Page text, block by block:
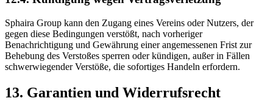
Sphaira Group kann den Zugang eines Vereins oder Nutzers, der
gegen diese Bedingungen verstößt, nach vorheriger
Benachrichtigung und Gewährung einer angemessenen Frist zur
Behebung des Verstoßes sperren oder kündigen, außer in Fällen
schwerwiegender Verstöße, die sofortiges Handeln erfordern.
13. Garantien und Widerrufsrecht